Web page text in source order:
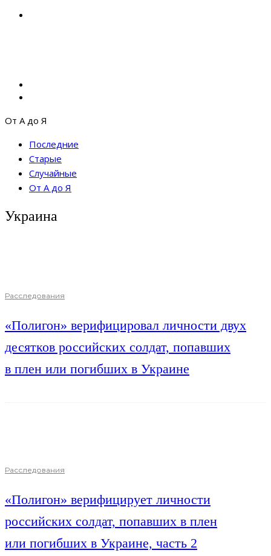
От А до Я
Последние
Старые
Случайные
От А до Я
Украина
Расследования
«Полигон» верифицировал личности двух
десятков российских солдат, попавших
в плен или погибших в Украине
Расследования
«Полигон» верифицирует личности
российских солдат, попавших в плен
или погибших в Украине, часть 2